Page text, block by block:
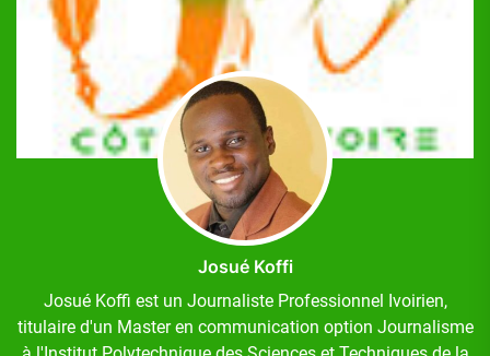
Josué Koffi
Josué Koffi est un Journaliste Professionnel Ivoirien,
titulaire d'un Master en communication option Journalisme